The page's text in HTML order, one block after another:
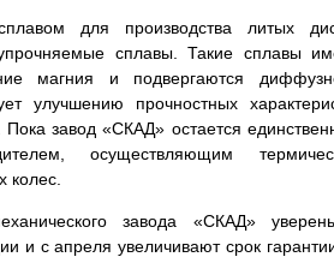
для производства литых
сплавы. Такие сплавы
магния и подвергаются
улучшению прочностных
Пока завод «СКАД» остается
осуществляющим
колес.
завода «СКАД»
и с апреля увеличивают срок